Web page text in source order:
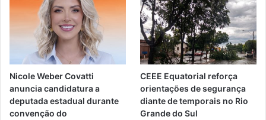
Nicole Weber Covatti
anuncia candidatura a
deputada estadual durante
convenção do
CEEE Equatorial reforça
orientações de segurança
diante de temporais no Rio
Grande do Sul